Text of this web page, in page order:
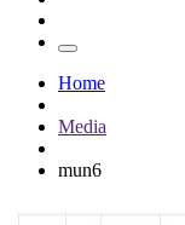
Home
Media
mun6